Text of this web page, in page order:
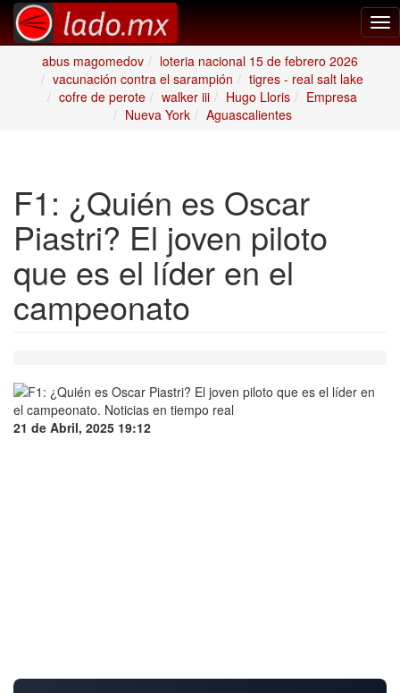
abus magomedov
loteria nacional 15 de febrero 2026
vacunación contra el sarampión
tigres - real salt lake
cofre de perote
walker iii Hugo Lloris
Empresa
Nueva York
Aguascalientes
F1: ¿Quién es Oscar
Piastri? El joven piloto
que es el líder en el
campeonato
21 de Abril, 2025 19:12